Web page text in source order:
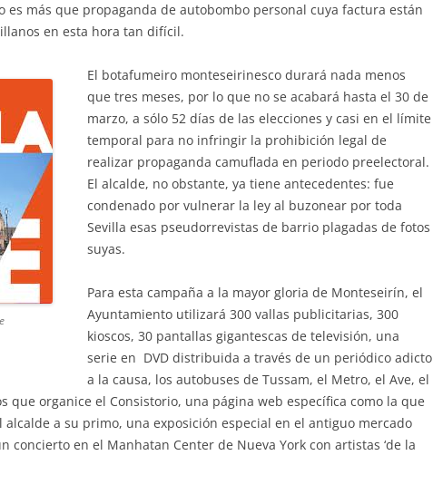
es más que propaganda de autobombo personal cuya factura están
en esta hora tan difícil.
El botafumeiro monteseirinesco durará nada menos
que tres meses, por lo que no se acabará hasta el 30 de
marzo, a sólo 52 días de las elecciones y casi en el límite
temporal para no infringir la prohibición legal de
realizar propaganda camuflada en periodo preelectoral.
El alcalde, no obstante, ya tiene antecedentes: fue
condenado por vulnerar la ley al buzonear por toda
Sevilla esas pseudorrevistas de barrio plagadas de fotos
suyas.
Para esta campaña a la mayor gloria de Monteseirín, el
Ayuntamiento utilizará 300 vallas publicitarias, 300
kioscos, 30 pantallas gigantescas de televisión, una
serie en DVD distribuida a través de un periódico adicto
a la causa, los autobuses de Tussam, el Metro, el Ave, el
que organice el Consistorio, una página web específica como la que
alcalde a su primo, una exposición especial en el antiguo mercado
concierto en el Manhatan Center de Nueva York con artistas ‘de la